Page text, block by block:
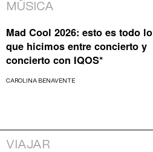
MÚSICA
Mad Cool 2026: esto es todo lo
que hicimos entre concierto y
concierto con IQOS*
CAROLINA BENAVENTE
VIAJAR